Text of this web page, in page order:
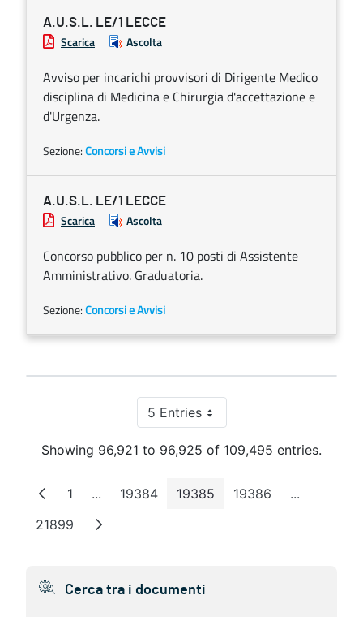
A.U.S.L. LE/1 LECCE
Scarica Ascolta
Avviso per incarichi provvisori di Dirigente Medico
disciplina di Medicina e Chirurgia d'accettazione e
d'Urgenza.
Sezione:Concorsi e Avvisi
A.U.S.L. LE/1 LECCE
Scarica Ascolta
Concorso pubblico per n. 10 posti di Assistente
Amministrativo. Graduatoria.
Sezione:Concorsi e Avvisi
5 EntriesPer Page
Showing 96,921 to 96,925 of 109,495 entries.
Page
1 ...Intermediate Pages
Page
19384 Page
19385 Page
19386 ...
Page
21899
Cerca tra i documenti